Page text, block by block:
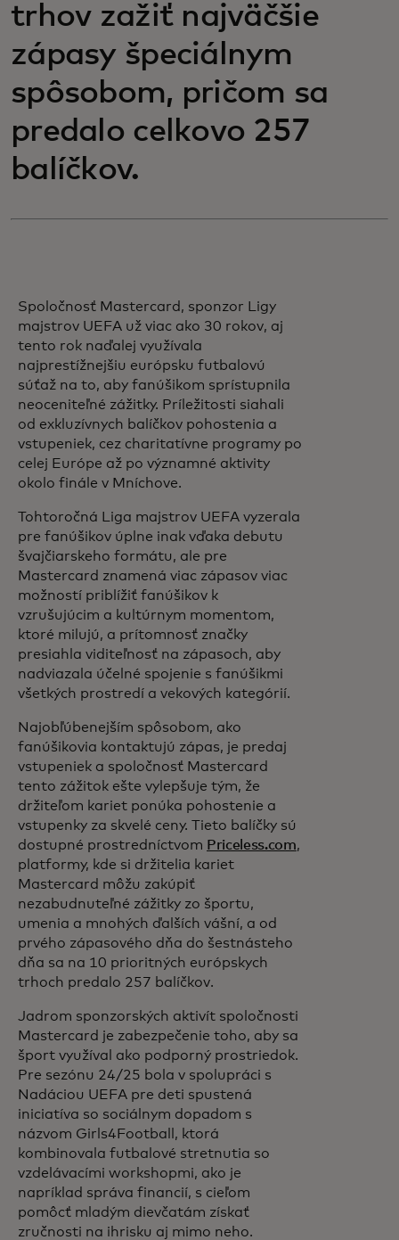
trhov zažiť najväčšie
zápasy špeciálnym
spôsobom, pričom sa
predalo celkovo 257
balíčkov.
Spoločnosť Mastercard, sponzor Ligy
majstrov UEFA už viac ako 30 rokov, aj
tento rok naďalej využívala
najprestížnejšiu európsku futbalovú
súťaž na to, aby fanúšikom sprístupnila
neoceniteľné zážitky. Príležitosti siahali
od exkluzívnych balíčkov pohostenia a
vstupeniek, cez charitatívne programy po
celej Európe až po významné aktivity
okolo finále v Mníchove.
Tohtoročná Liga majstrov UEFA vyzerala
pre fanúšikov úplne inak vďaka debutu
švajčiarskeho formátu, ale pre
Mastercard znamená viac zápasov viac
možností priblížiť fanúšikov k
vzrušujúcim a kultúrnym momentom,
ktoré milujú, a prítomnosť značky
presiahla viditeľnosť na zápasoch, aby
nadviazala účelné spojenie s fanúšikmi
všetkých prostredí a vekových kategórií.
Najobľúbenejším spôsobom, ako
fanúšikovia kontaktujú zápas, je predaj
vstupeniek a spoločnosť Mastercard
tento zážitok ešte vylepšuje tým, že
držiteľom kariet ponúka pohostenie a
vstupenky za skvelé ceny. Tieto balíčky sú
dostupné prostredníctvom Priceless.com,
platformy, kde si držitelia kariet
Mastercard môžu zakúpiť
nezabudnuteľné zážitky zo športu,
umenia a mnohých ďalších vášní, a od
prvého zápasového dňa do šestnásteho
dňa sa na 10 prioritných európskych
trhoch predalo 257 balíčkov.
Jadrom sponzorských aktivít spoločnosti
Mastercard je zabezpečenie toho, aby sa
šport využíval ako podporný prostriedok.
Pre sezónu 24/25 bola v spolupráci s
Nadáciou UEFA pre deti spustená
iniciatíva so sociálnym dopadom s
názvom Girls4Football, ktorá
kombinovala futbalové stretnutia so
vzdelávacími workshopmi, ako je
napríklad správa financií, s cieľom
pomôcť mladým dievčatám získať
zručnosti na ihrisku aj mimo neho.